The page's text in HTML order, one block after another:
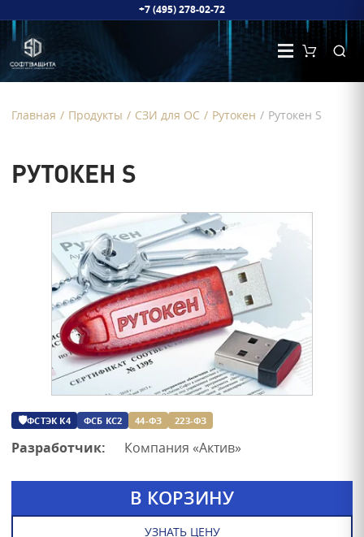
+7 (495) 278-02-72
Главная / Продукты / СЗИ для ОС / Рутокен / Рутокен S
РУТОКЕН S
🛡ФСТЭК К4 ФСБ КС2 44-ФЗ 223-ФЗ
Разработчик: Компания «Актив»
В КОРЗИНУ
УЗНАТЬ ЦЕНУ